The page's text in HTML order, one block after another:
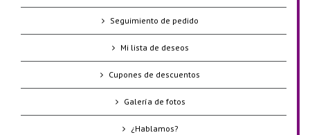
Seguimiento de pedido
Mi lista de deseos
Cupones de descuentos
Galería de fotos
¿Hablamos?